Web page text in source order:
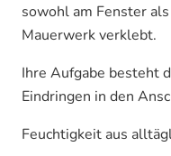
sowohl am Fenster
Mauerwerk verklebt.
Ihre Aufgabe besteht
Eindringen in den
Feuchtigkeit aus